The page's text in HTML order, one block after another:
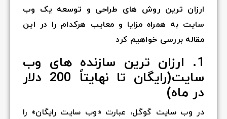
ارزان ترین روش های طراحی و توسعه یک وب
سایت به همراه مزایا و معایب هرکدام را در این
مقاله بررسی خواهیم کرد
1. ارزان ترین سازنده های وب
سایت(رایگان تا نهایتاً 200 دلار
در ماه)
در وب سایت گوگل، عبارت «وب سایت رایگان» را